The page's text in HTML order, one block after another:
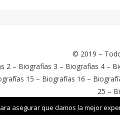
© 2019 –
2 – Biografías 3 – Biografías 4 –
15 – Biografías 16 –
25 –
⋅Con tecnología de
asegurar que damos la mejor